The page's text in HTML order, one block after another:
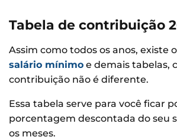
Tabela de contribuição
Assim como todos os anos, existe o
salário mínimo e demais tabelas,
contribuição não é diferente.
Essa tabela serve para você ficar
porcentagem descontada do seu
os meses.